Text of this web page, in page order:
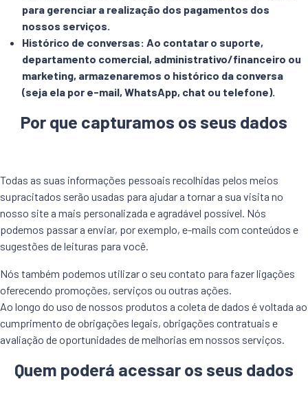
para gerenciar a realização dos pagamentos dos
nossos serviços.
Histórico de conversas: Ao contatar o suporte,
departamento comercial, administrativo/financeiro ou
marketing, armazenaremos o histórico da conversa
(seja ela por e-mail, WhatsApp, chat ou telefone).
Por que capturamos os seus dados
Todas as suas informações pessoais recolhidas pelos meios
supracitados serão usadas para ajudar a tornar a sua visita no
nosso site a mais personalizada e agradável possível. Nós
podemos passar a enviar, por exemplo, e-mails com conteúdos e
sugestões de leituras para você.
Nós também podemos utilizar o seu contato para fazer ligações
oferecendo promoções, serviços ou outras ações.
Ao longo do uso de nossos produtos a coleta de dados é voltada ao
cumprimento de obrigações legais, obrigações contratuais e
avaliação de oportunidades de melhorias em nossos serviços.
Quem poderá acessar os seus dados